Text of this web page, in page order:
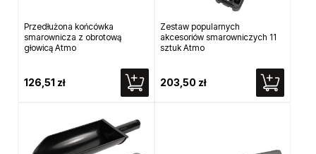
Przedłużona końcówka
smarownicza z obrotową
głowicą Atmo
126,51 zł
Zestaw popularnych
akcesoriów smarowniczych 11
sztuk Atmo
203,50 zł